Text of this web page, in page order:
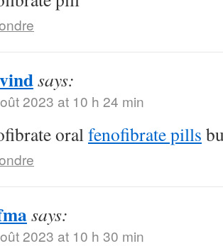
says:
2023 at 10 h 24 min
oralfenofibrate pills
says:
2023 at 10 h 30 min